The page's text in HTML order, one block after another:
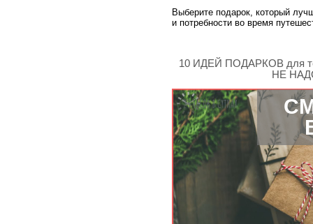
Выберите подарок, который
и потребности во время
10 ИДЕЙ ПОДАРКОВ для
НЕ